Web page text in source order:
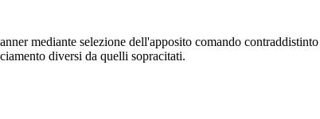
mediante selezione dell'apposito comando
diversi da quelli sopracitati.